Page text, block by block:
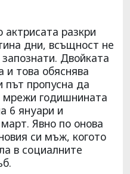
актрисата разкри
дни, всъщност не
Двойката
и това обяснява
път пропусна да
мрежи годишнината
6 януари и
Явно по онова
си мъж, когото
в социалните